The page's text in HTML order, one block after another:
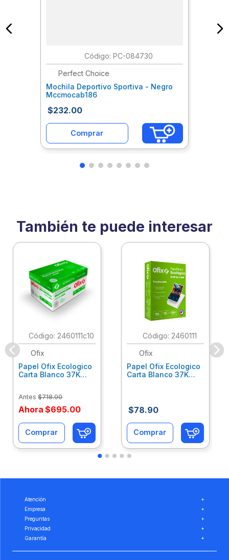
: PC-084730
Perfect Choice
Mochila Deportivo Sportiva - Negro
Mccmocab186
$232.00
Comprar
También te puede interesar
: 2460111c10
Ofix
Papel Ofix Ecologico
Carta Blanco 37K
Antes $718.00
Ahora $695.00
Comprar
: 2460111
Ofix
Papel Ofix Ecologico
Carta Blanco 37K
$78.90
Comprar
Atención
+
Empresa
+
Preguntas
+
Privacidad
+
Garantía
+